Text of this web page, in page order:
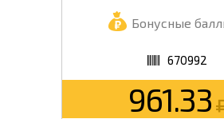
Бонусные
670992
961.33